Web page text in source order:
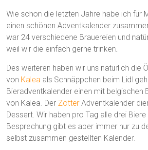
Wie schon die letzten Jahre habe ich für
einen schönen Adventkalender
war 24 verschiedene Brauereien und
weil wir die einfach gerne trinken.
Des weiteren haben wir uns natürlich die
von Kalea als Schnäppchen beim Lidl
Bieradventkalender einen mit belgischen
von Kalea. Der ZotterAdventkalender
Dessert. Wir haben pro Tag alle drei
Besprechung gibt es aber immer nur zu
selbst zusammen gestellten Kalender.